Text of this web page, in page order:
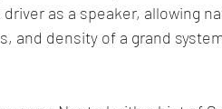
as a speaker, allowing
and density of a grand